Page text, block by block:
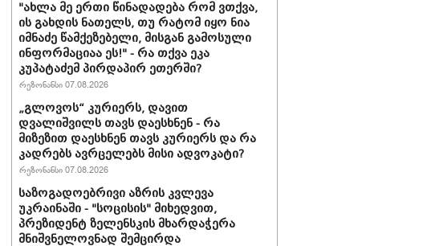
"ახლა მე ერთი წინადადება რომ ვთქვა,
ის გახდის ნათელს, თუ რატომ იყო ნია
იმნაძე წამქეზებელი, მისგან გამოსული
ინფორმაციაა ეს!" - რა თქვა ეკა
კუპატაძემ პირდაპირ ეთერში?
რეზონანსი 07.08.2026
„გლოვოს“ კურიერს, დავით
დვალიშვილს თავს დაესხნენ - რა
მიზეზით დაესხნენ თავს კურიერს და რა
კადრებს ავრცელებს მისი ადვოკატი?
რეზონანსი 07.08.2026
საზოგადოებრივი აზრის კვლევა
უკრაინაში - "სოცისის" მიხედვით,
პრეზიდენტ ზელენსკის მხარდაჭერა
მნიშვნელოვნად შემცირდა